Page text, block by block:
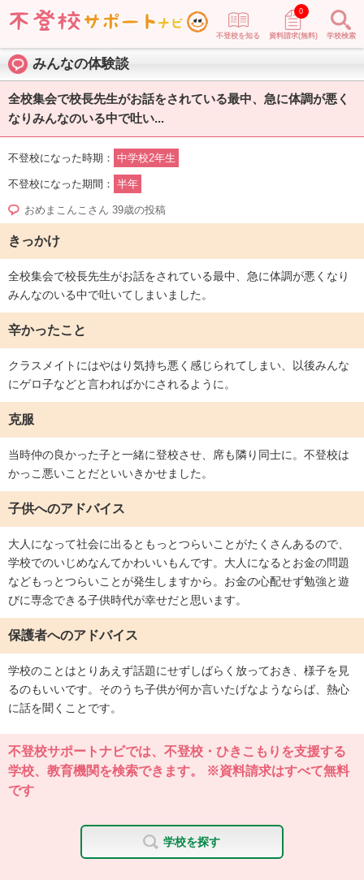
不登校を知る 資料請求(無料)
0
学校検索
みんなの体験談
全校集会で校長先生がお話をされている最中、急に体調が悪く
なりみんなのいる中で吐い...
不登校になった時期： 中学校2年生
不登校になった期間： 半年
おめまこんこさん 39歳の投稿
きっかけ
全校集会で校長先生がお話をされている最中、急に体調が悪くなり
みんなのいる中で吐いてしまいました。
辛かったこと
クラスメイトにはやはり気持ち悪く感じられてしまい、以後みんな
にゲロ子などと言わればかにされるように。
克服
当時仲の良かった子と一緒に登校させ、席も隣り同士に。不登校は
かっこ悪いことだといいきかせました。
子供へのアドバイス
大人になって社会に出るともっとつらいことがたくさんあるので、
学校でのいじめなんてかわいいもんです。大人になるとお金の問題
などもっとつらいことが発生しますから。お金の心配せず勉強と遊
びに専念できる子供時代が幸せだと思います。
保護者へのアドバイス
学校のことはとりあえず話題にせずしばらく放っておき、様子を見
るのもいいです。そのうち子供が何か言いたげなようならば、熱心
に話を聞くことです。
不登校サポートナビでは、不登校・ひきこもりを支援する
学校、教育機関を検索できます。 ※資料請求はすべて無料
です
学校を探す